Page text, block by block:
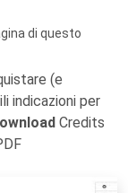
di questo
(e
indicazioni per
Credits